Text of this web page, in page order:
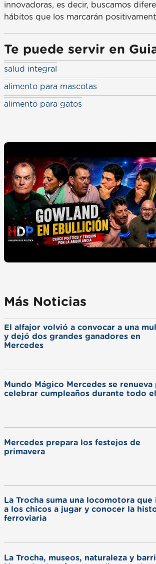
innovadoras, es decir, buscamos
hábitos que los marcarán
Te puede servir en
salud integral
alimento para mascotas
alimento para gatos
Más Noticias
El alfajor volvió a convocar a una
y dejó dos grandes ganadores en
Mercedes
Mundo Mágico Mercedes se renueva
celebrar cumpleaños durante todo
Mercedes prepara los festejos de
primavera
La Trocha suma una locomotora que
a los chicos a jugar y conocer la
ferroviaria
La Trocha, museos, naturaleza y